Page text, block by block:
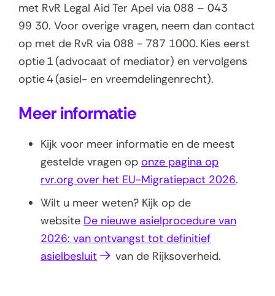
met RvR Legal Aid Ter Apel via 088 – 043
99 30. Voor overige vragen, neem dan contact
op met de RvR via 088 - 787 1000. Kies eerst
optie 1 (advocaat of mediator) en vervolgens
optie 4 (asiel- en vreemdelingenrecht).
Meer informatie
Kijk voor meer informatie en de meest
gestelde vragen op onze pagina op
rvr.org over het EU-Migratiepact 2026.
Wilt u meer weten? Kijk op de
website De nieuwe asielprocedure van
2026: van ontvangst tot definitief
asielbesluit(
van de Rijksoverheid.